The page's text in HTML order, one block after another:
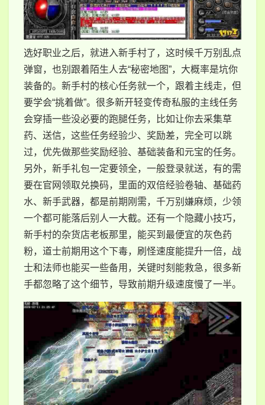
选好职业之后，就进入新手村了，这时候千万别乱点
弹窗，也别跟着陌生人去“秘密地图”，大概率是坑你
装备的。新手村的核心任务就一个，跟着主线走，但
要学会“挑着做”。很多新开轻变传奇私服的主线任务
会穿插一些没必要的跑腿任务，比如让你去采集草
药、送信，这些任务经验少、奖励差，完全可以跳
过，优先做那些奖励经验、基础装备和元宝的任务。
另外，新手礼包一定要领全，一般登录就送，有的需
要在官网领取兑换码，里面的双倍经验卷轴、基础药
水、新手武器，都是前期刚需，千万别嫌麻烦，少领
一个都可能落后别人一大截。还有一个隐藏小技巧，
新手村的杂货店老板那里，能买到最便宜的灰色药
粉，道士前期用这个下毒，刷怪速度能提升一倍，战
士和法师也能买一些备用，关键时刻能救急，很多新
手都忽略了这个细节，导致前期升级速度慢了一半。